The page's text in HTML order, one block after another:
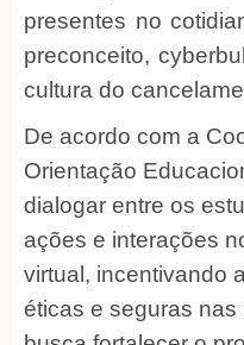
presentes no
preconceito,
cultura do
De acordo com a
Orientação
dialogar entre os
ações e interações
virtual, incentivando
éticas e seguras nas